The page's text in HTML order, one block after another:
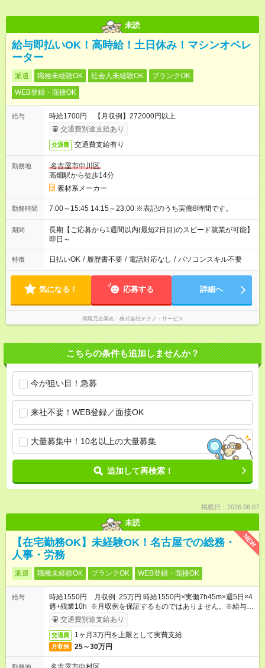
未読
給与即払いOK！高時給！土日休み！マシンオペレ
ーター
派遣 職種未経験OK 社会人未経験OK
ブランクOK
WEB登録・面接OK
給与
時給1700円 【月収例】272000円以上
交通費別途支給あり
交通費 交通費支給有り
勤務地
名古屋市中川区
高畑駅から徒歩14分
素材系メーカー
勤務時間 7:00～15:45 14:15～23:00 ※表記のうち実働8時間です。
期間
長期【ご応募から1週間以内(最短2日目)のスピード就業が可能】
即日～
特徴 日払いOK / 履歴書不要 / 電話対応なし / パソコンスキル不要
気になる！ 応募する 詳細へ
掲載元企業名 株式会社テクノ・サービス
こちらの条件も追加しませんか？
今が狙い目！急募
来社不要！WEB登録／面接OK
大量募集中！10名以上の大量募集
追加して再検索！
掲載日：2026.08.07
未読
NEW
【在宅勤務OK】未経験OK！名古屋での総務・
人事・労務
派遣 職種未経験OK ブランクOK WEB登録・面接OK
給与
時給1550円 月収例 25万円 時給1550円×実働7h45m×週5日×4
週+残業10h ※月収例を保証するものではありません。※給与即
受取りサービス利用可（利用条件有）
交通費別途支給あり
交通費 1ヶ月3万円を上限として実費支給
月収例 25～30万円